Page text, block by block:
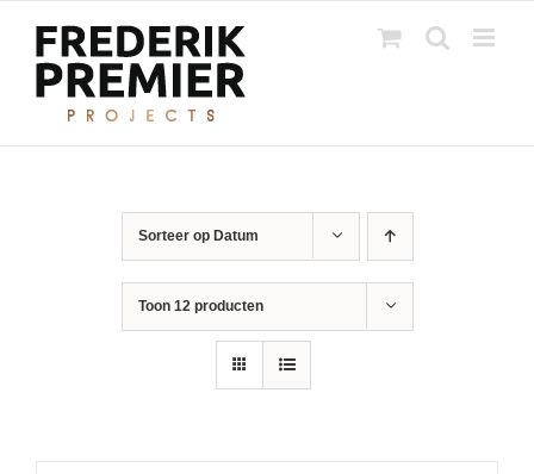
inhoud
Sorteer op Datum
Toon 12 producten